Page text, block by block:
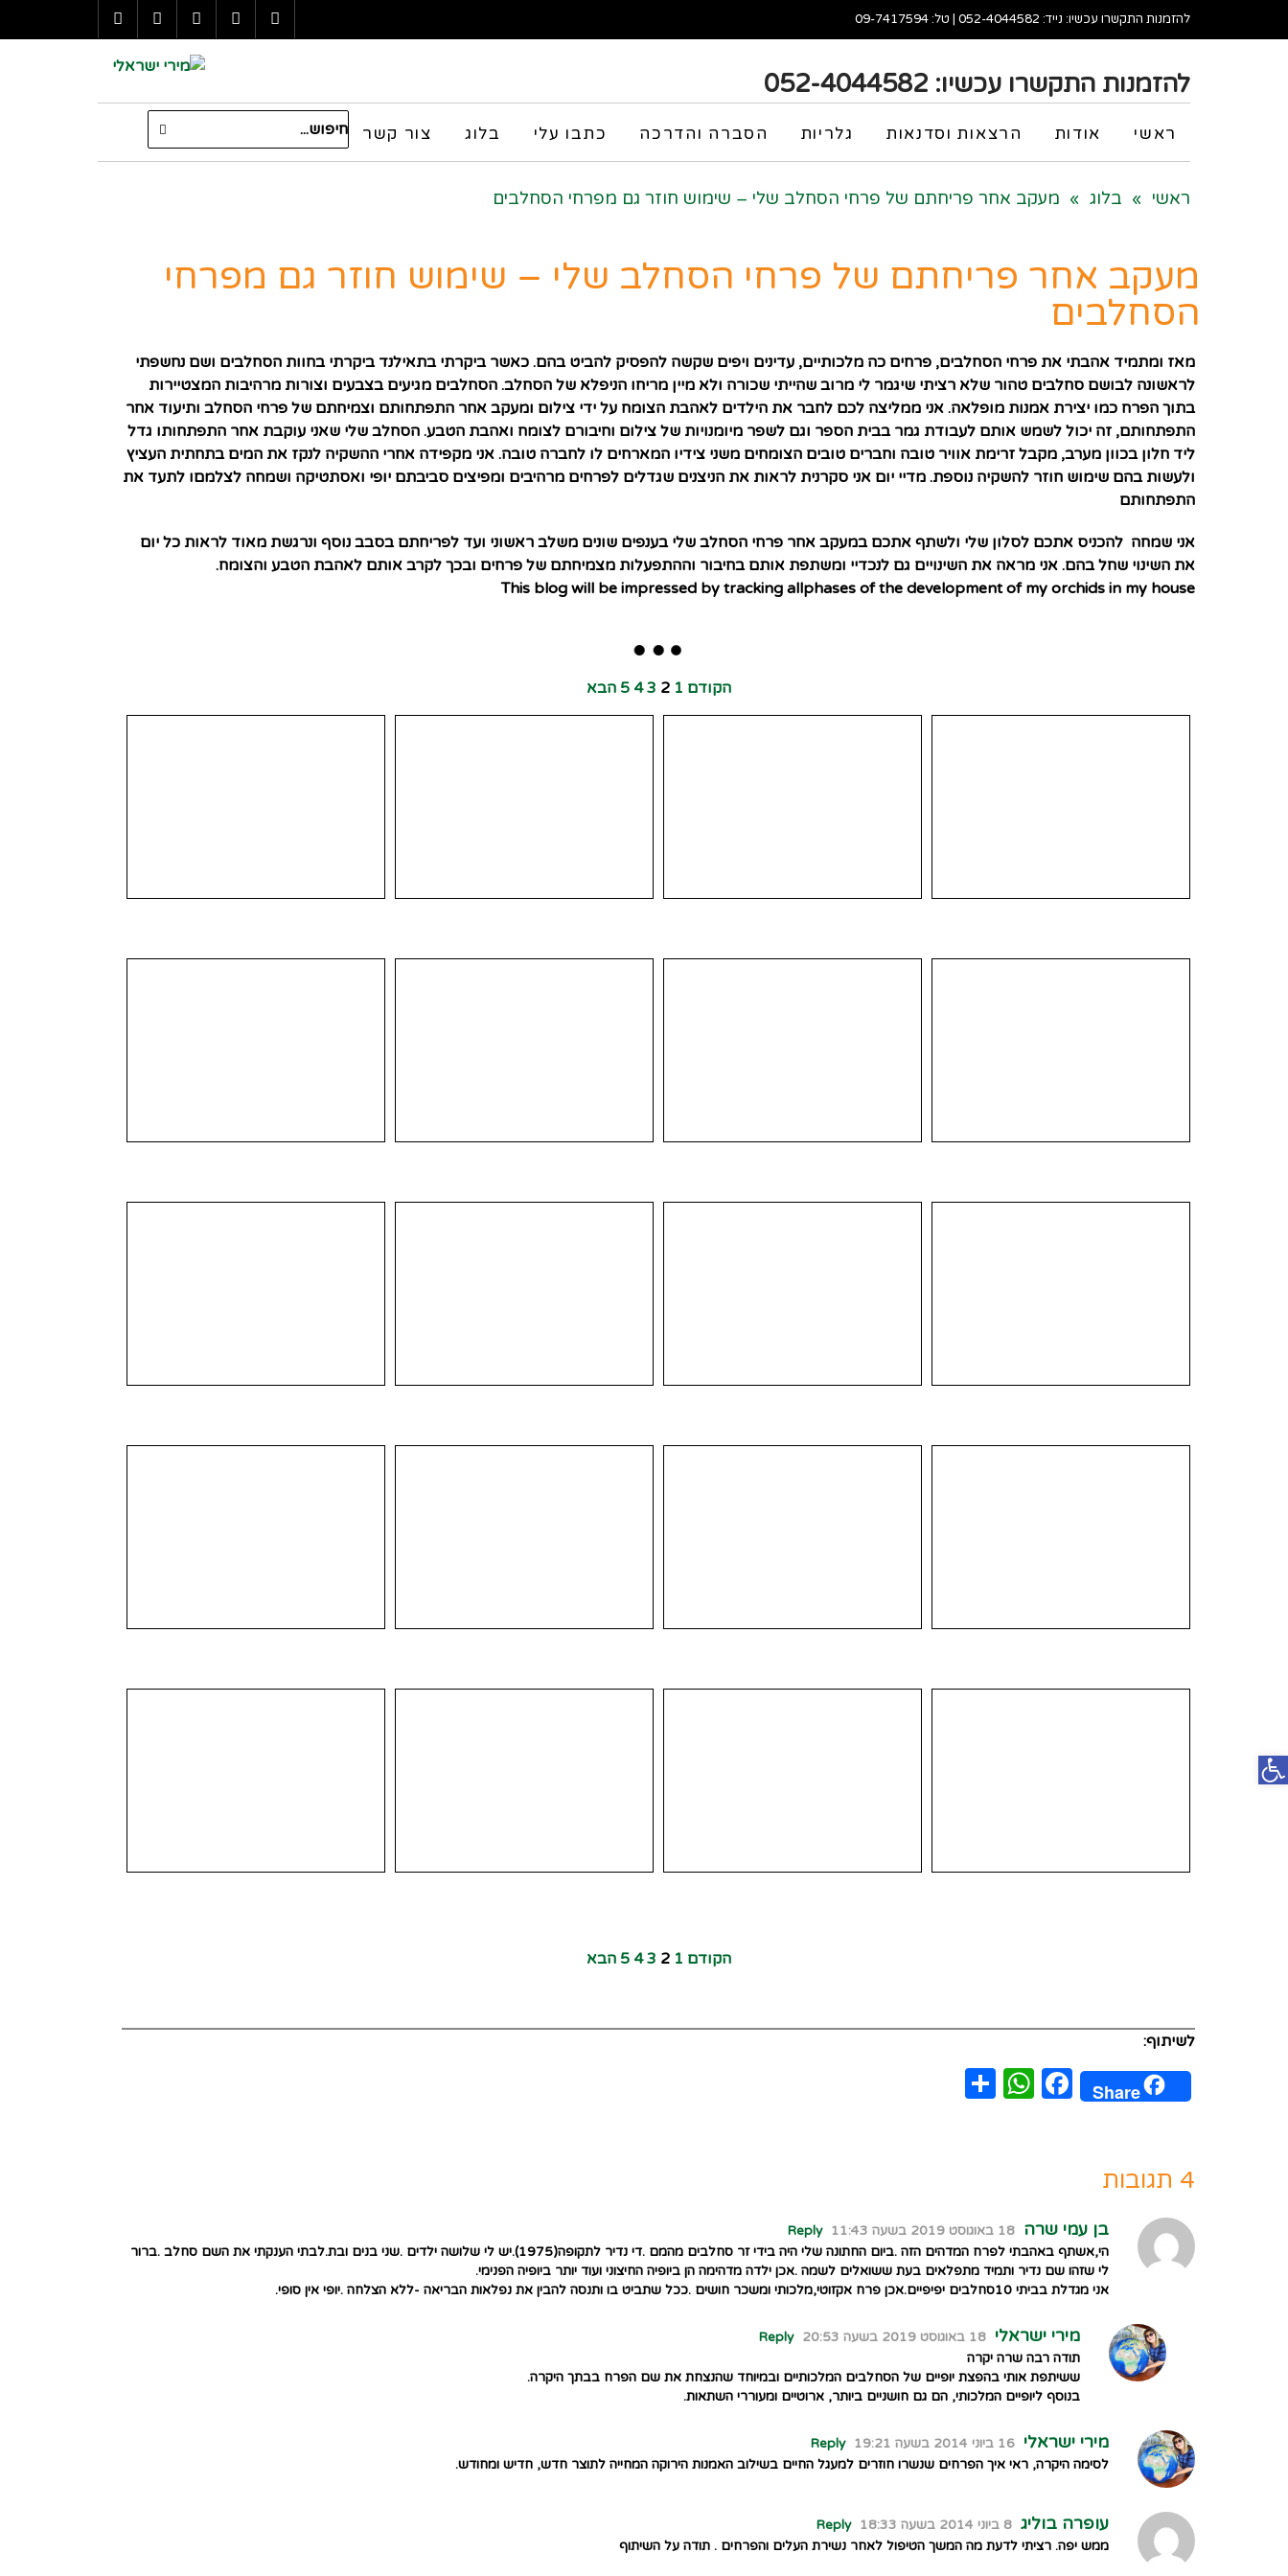
להזמנות התקשרו עכשיו: נייד: 052-4044582 | טל:09-7417594
Facebook
Twitter
Google+
YouTube
LinkedIn
להזמנות התקשרו עכשיו: 052-4044582
ראשי אודות הרצאות וסדנאות גלריות הסברה והדרכה כתבו עלי בלוג צור קשר
חיפוש
עבור:
ראשי » בלוג » מעקב אחר פריחתם של פרחי הסחלב שלי – שימוש חוזר גם מפרחי הסחלבים
מעקב אחר פריחתם של פרחי הסחלב שלי – שימוש חוזר גם מפרחי
הסחלבים
מאז ומתמיד אהבתי את פרחי הסחלבים, פרחים כה מלכותיים, עדינים ויפים שקשה להפסיק להביט בהם. כאשר ביקרתי בתאילנד ביקרתי בחוות הסחלבים ושם נחשפתי
לראשונה לבושם סחלבים טהור שלא רציתי שיגמר לי מרוב שהייתי שכורה ולא מיין מריחו הניפלא של הסחלב. הסחלבים מגיעים בצבעים וצורות מרהיבות המצטיירות
בתוך הפרח כמו יצירת אמנות מופלאה. אני ממליצה לכם לחבר את הילדים לאהבת הצומח על ידי צילום ומעקב אחר התפתחותם וצמיחתם של פרחי הסחלב ותיעוד אחר
התפתחותם, זה יכול לשמש אותם לעבודת גמר בבית הספר וגם לשפר מיומנויות של צילום וחיבורם לצומח ואהבת הטבע. הסחלב שלי שאני עוקבת אחר התפתחותו גדל
ליד חלון בכוון מערב, מקבל זרימת אוויר טובה וחברים טובים הצומחים משני צידיו המארחים לו לחברה טובה. אני מקפידה אחרי ההשקיה לנקז את המים בתחתית העציץ
ולעשות בהם שימוש חוזר להשקיה נוספת. מדיי יום אני סקרנית לראות את הניצנים שגדלים לפרחים מרהיבים ומפיצים סביבתם יופי ואסתטיקה ושמחה לצלמםו לתעד את
התפתחותם
אני שמחה להכניס אתכם לסלון שלי ולשתף אתכם במעקב אחר פרחי הסחלב שלי בענפים שונים משלב ראשוני ועד לפריחתם בסבב נוסף ונרגשת מאוד לראות כל יום
את השינוי שחל בהם. אני מראה את השינויים גם לנכדיי ומשתפת אותם בחיבור וההתפעלות מצמיחתם של פרחים ובכך לקרב אותם לאהבת הטבע והצומח.
This blog will be impressed by tracking allphases of the development of my orchids in my house
הקודם 1
2
3
4
5 הבא
הקודם 1
2
3
4
5 הבא
לשיתוף:
Share
Facebook
WhatsApp
4 תגובות
בן עמי שרה 18 באוגוסט 2019 בשעה 11:43
Reply
הי,אשתף באהבתי לפרח המדהים הזה .ביום החתונה שלי היה בידי זר סחלבים מהמם .די נדיר לתקופה(1975).יש לי שלושה ילדים .שני בנים ובת.לבתי הענקתי את השם סחלב .ברור
לי שזהו שם נדיר ותמיד מתפלאים בעת ששואלים לשמה .אכן ילדה מדהימה הן ביופיה החיצוני ועוד יותר ביופיה הפנימי.
אני מגדלת בביתי 10סחלבים יפיפיים.אכן פרח אקזוטי,מלכותי ומשכר חושים .ככל שתביט בו ותנסה להבין את נפלאות הבריאה -ללא הצלחה .יופי אין סופי.
מירי ישראלי 18 באוגוסט 2019 בשעה 20:53
Reply
תודה רבה שרה יקרה
ששיתפת אותי בהפצת יופיים של הסחלבים המלכותיים ובמיוחד שהנצחת את שם הפרח בבתך היקרה.
בנוסף ליופיים המלכותי, הם גם חושניים ביותר, ארוטיים ומעוררי השתאות.
מירי ישראלי 16 ביוני 2014 בשעה 19:21
Reply
לסימה היקרה, ראי איך הפרחים שנשרו חוזרים למעגל החיים בשילוב האמנות הירוקה המחייה לתוצר חדש, חדיש ומחודש.
עופרה בוליג 8 ביוני 2014 בשעה 18:33
Reply
ממש יפה. רציתי לדעת מה המשך הטיפול לאחר נשירת העלים והפרחים . תודה על השיתוף
פתח סרגל נגישות